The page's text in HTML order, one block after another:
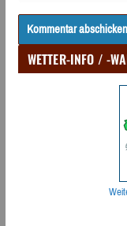
WETTER-INFO / -